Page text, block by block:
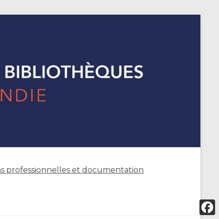
professionnelles et documentation